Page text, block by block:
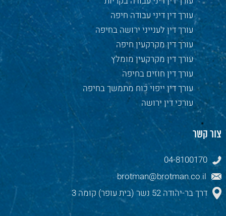
עורך דין דיני עבודה חיפה
עורך דין לענייני ירושה בחיפה
עורך דין מקרקעין חיפה
עורך דין מקרקעין מומלץ
עורך דין חוזים בחיפה
עורך דין ייפוי כוח מתמשך בחיפה
עורכי דין ירושה
צור קשר
04-8100170
brotman@brotman.co.il
דרך בר-יהודה 52 נשר (בית עופר) קומה 3